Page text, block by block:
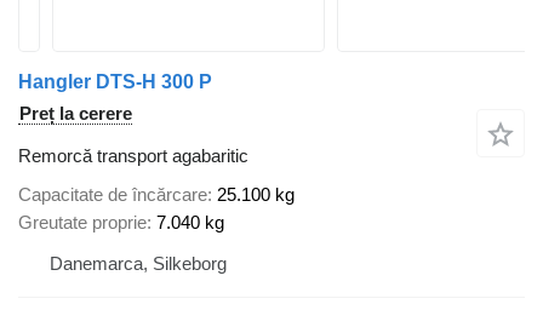
Hangler DTS-H 300 P
Preț la cerere
Remorcă transport agabaritic
Capacitate de încărcare 25.100 kg
Greutate proprie 7.040 kg
Danemarca, Silkeborg